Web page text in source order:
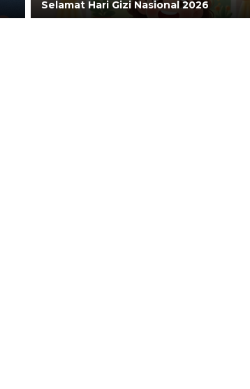
Selamat Hari Gizi Nasional 2026